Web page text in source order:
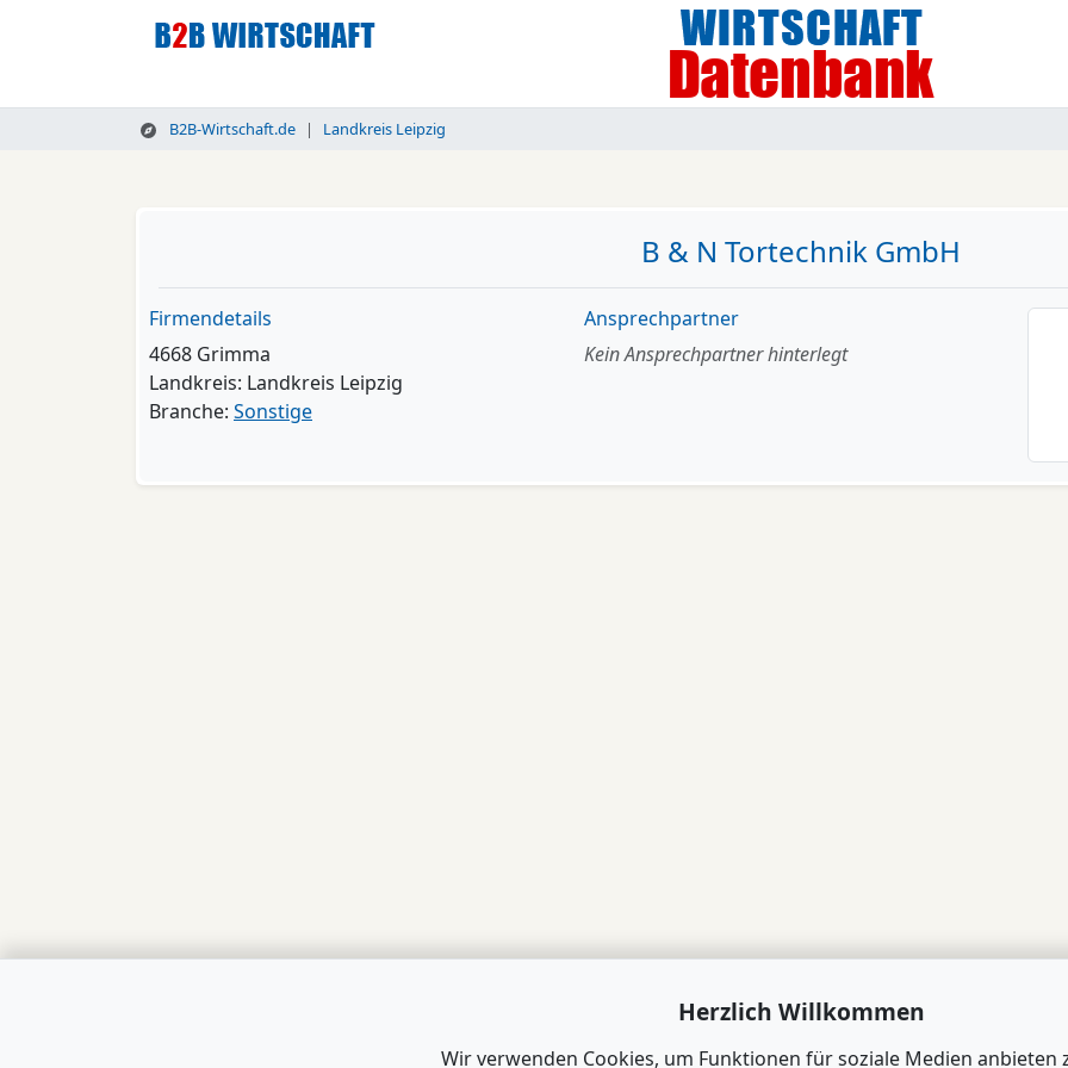
B2B-Wirtschaft.de Landkreis Leipzig
B & N Tortechnik GmbH
Firmendetails
4668 Grimma
Landkreis: Landkreis Leipzig
Branche: Sonstige
Ansprechpartner
Kein Ansprechpartner hinterlegt
Herzlich Willkommen
Wir verwenden Cookies, um Funktionen für soziale Medien anbieten